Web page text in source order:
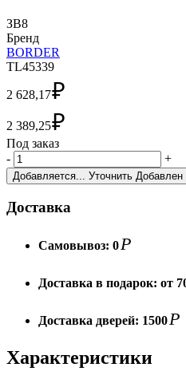
ЗВ8
Бренд
BORDER
TL45339
2 628,17₽
2 389,25₽
Под заказ
-
+
Добавляется... Уточнить Добавлен
Доставка
Самовывоз: 0Р
Доставка в подарок: от
Доставка дверей: 1500Р
Характеристики